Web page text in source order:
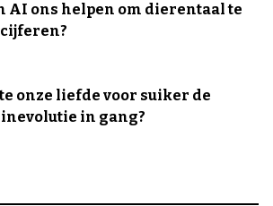
AI ons helpen om dierentaal te
onze liefde voor suiker de
in gang?